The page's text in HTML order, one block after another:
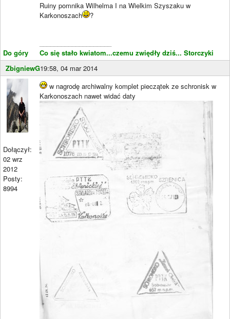
Do góry
Ruiny pomnika Wilhelma I na Wielkim Szyszaku w
Karkonoszach
?
Co się stało kwiatom...czemu zwiędły dziś... Storczyki
ZbigniewG19:58, 04 mar 2014
Dołączył:
02 wrz
2012
Posty:
8994
w nagrodę archiwalny komplet pieczątek ze schronisk w
Karkonoszach nawet widać daty